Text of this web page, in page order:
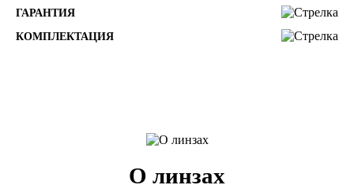
ГАРАНТИЯ
КОМПЛЕКТАЦИЯ
О линзах